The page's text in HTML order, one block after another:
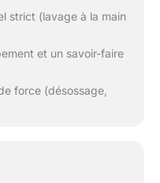
strict (lavage à la main
et un savoir-faire
force (désossage,